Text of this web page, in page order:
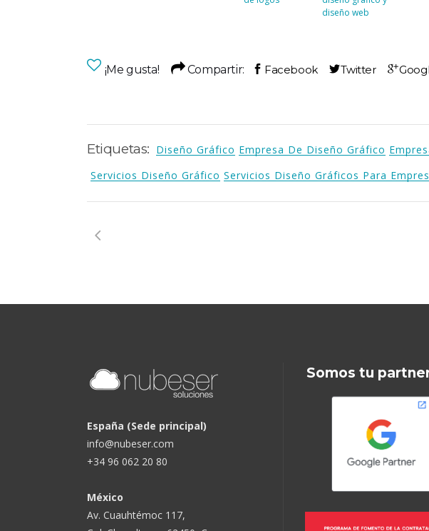
diseño web
¡Me gusta! Compartir:
Etiquetas: Diseño Gráfico Empresa De Diseño Gráfico
Servicios Diseño Gráfico Servicios Diseño Gráficos Para
España (Sede principal)
info@nubeser.com
+34 96 062 20 80
México
Av. Cuauhtémoc 117,
Somos tu